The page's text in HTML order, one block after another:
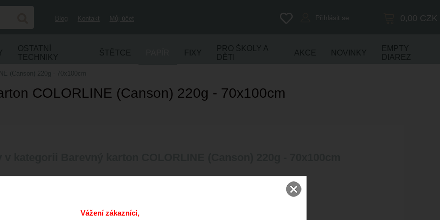
Blog Kontakt Můj účet 0,00 CZK
Přihlásit se
OSTATNÍ
TECHNIKY
ŠTĚTCE FIXY
PRO ŠKOLY A
DĚTI
AKCE NOVINKY
EMPTY
DIAREZ
(Canson) 220g - 70x100cm
COLORLINE (Canson) 220g - 70x100cm
Vážení zákazníci,